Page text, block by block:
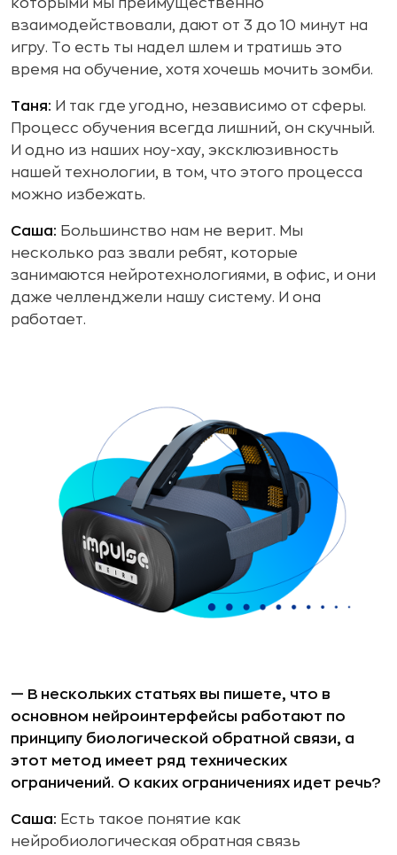
которыми мы преимущественно
взаимодействовали, дают от 3 до 10 минут на
игру. То есть ты надел шлем и тратишь это
время на обучение, хотя хочешь мочить зомби.
Таня: И так где угодно, независимо от сферы.
Процесс обучения всегда лишний, он скучный.
И одно из наших ноу-хау, эксклюзивность
нашей технологии, в том, что этого процесса
можно избежать.
Саша: Большинство нам не верит. Мы
несколько раз звали ребят, которые
занимаются нейротехнологиями, в офис, и они
даже челленджели нашу систему. И она
работает.
— В нескольких статьях вы пишете, что в
основном нейроинтерфейсы работают по
принципу биологической обратной связи, а
этот метод имеет ряд технических
ограничений. О каких ограничениях идет речь?
Саша: Есть такое понятие как
нейробиологическая обратная связь